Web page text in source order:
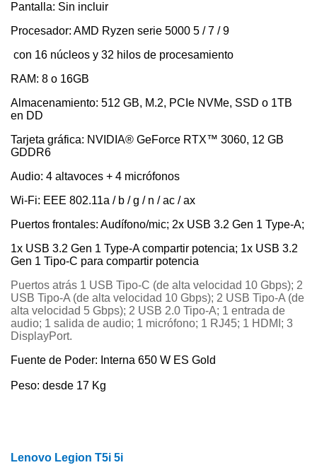
Pantalla: Sin incluir
Procesador: AMD Ryzen serie 5000 5 / 7 / 9
con 16 núcleos y 32 hilos de procesamiento
RAM: 8 o 16GB
Almacenamiento: 512 GB, M.2, PCIe NVMe, SSD o 1TB
en DD
Tarjeta gráfica: NVIDIA® GeForce RTX™ 3060, 12 GB
GDDR6
Audio: 4 altavoces + 4 micrófonos
Wi-Fi: EEE 802.11a / b / g / n / ac / ax
Puertos frontales: Audífono/mic; 2x USB 3.2 Gen 1 Type-A;
1x USB 3.2 Gen 1 Type-A compartir potencia; 1x USB 3.2
Gen 1 Tipo-C para compartir potencia
Puertos atrás 1 USB Tipo-C (de alta velocidad 10 Gbps); 2
USB Tipo-A (de alta velocidad 10 Gbps); 2 USB Tipo-A (de
alta velocidad 5 Gbps); 2 USB 2.0 Tipo-A; 1 entrada de
audio; 1 salida de audio; 1 micrófono; 1 RJ45; 1 HDMI; 3
DisplayPort.
Fuente de Poder: Interna 650 W ES Gold
Peso: desde 17 Kg
Lenovo Legion T5i 5i